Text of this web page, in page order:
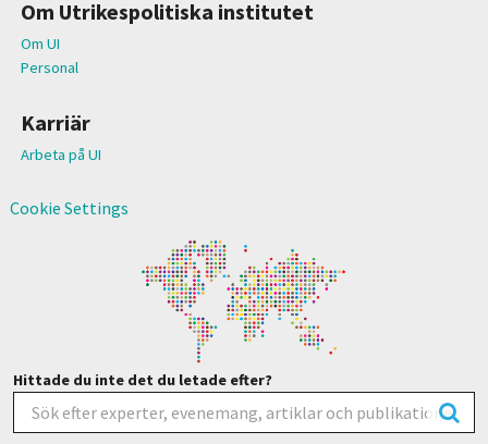
Om Utrikespolitiska institutet
Om UI
Personal
Karriär
Arbeta på UI
Cookie Settings
Hittade du inte det du letade efter?